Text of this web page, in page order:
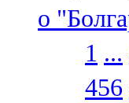
о
1 ...
456